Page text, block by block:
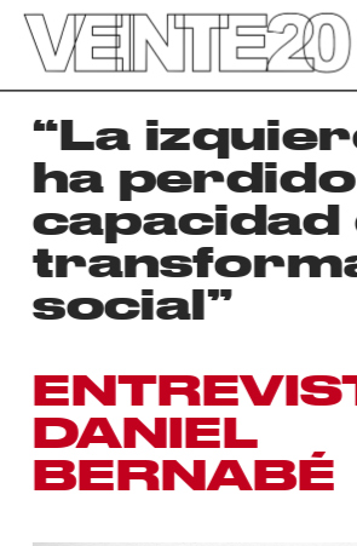
“La
ha
capacidad
social”
DANIEL
BERNABÉ